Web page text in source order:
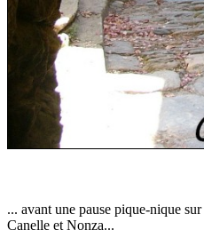
... avant une pause pique-nique
Canelle et Nonza...